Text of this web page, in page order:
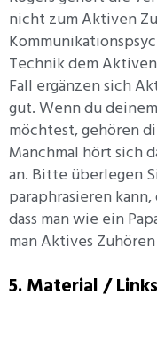
nicht zum Aktiven
Technik dem
Fall ergänzen sich
gut. Wenn du
möchtest, gehören
Manchmal hört sich
an. Bitte überlegen
paraphrasieren
dass man wie ein
man Aktives
5. Material / Links